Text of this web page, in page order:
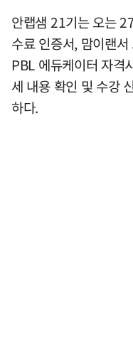
안랩샘 21기는 오는
수료 인증서, 맘이랜
PBL 에듀케이터 자격
세 내용 확인 및 수강
하다.